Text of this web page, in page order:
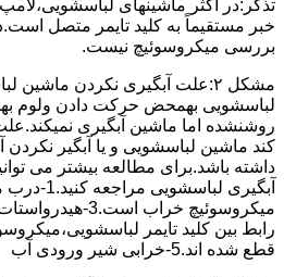
ﺗﺬﮐﺮ:در اﮐﺜﺮ ماشینهای لباسشویی،ﻻﻣﭗ
ﺧﺒﺮ مستقیماً ﺑﻪ ﮐﻠﯿﺪ ﺗﺎﯾﻤﺮ ﻣﺘﺼﻞ
بررسی ﻣﯿﮑﺮوﺳﻮﺋﯿﭻ نیست.
مشکل ۲:علت آبگیری نکردن
لباسشویی بهمحض ﺣﺮﮐﺖ دادن وﻟﻮم
روشنشده اﻣﺎ ﻣﺎﺷﯿﻦ آﺑﮕﯿﺮی
کند ماشین لباسشویی و یا آبگیر نکردن
داشته باشد.برای مطالعه بیشتر می
راﺑﻂ ﺑﯿﻦ ﮐﻠﯿﺪ ﺗﺎﯾﻤﺮ
ﻗﻄﻊ ﺷﺪه اند.5-خرابی شیر ورودی آب